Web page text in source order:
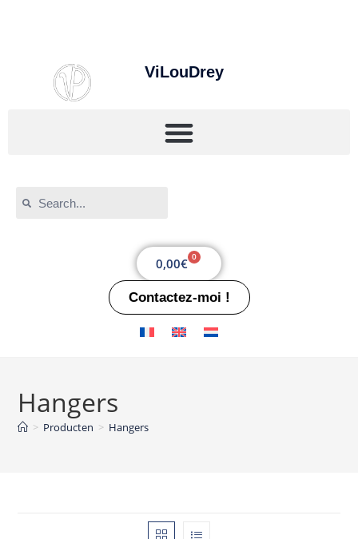
ViLouDrey
0,00€ 0
Contactez-moi !
Hangers
> Producten > Hangers